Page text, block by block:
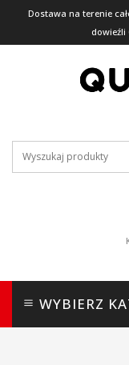
Dostawa na terenie
dowieźli
WYBIERZ